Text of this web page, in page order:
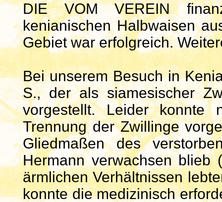
DIE VOM VEREIN
kenianischen Halbwaisen
Gebiet war erfolgreich.
Bei unserem Besuch in
S., der als siamesischer
vorgestellt. Leider konnte
Trennung der Zwillinge
Gliedmaßen des
Hermann verwachsen blieb
ärmlichen Verhältnissen
konnte die medizinisch